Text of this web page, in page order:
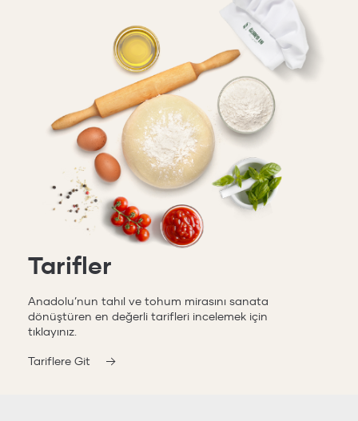
Tarifler
Anadolu’nun tahıl ve tohum mirasını sanata
dönüştüren en değerli tarifleri incelemek için
tıklayınız.
Tariflere Git